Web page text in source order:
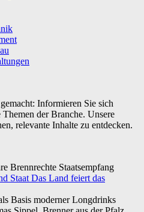
Informieren Sie sich
der Branche. Unsere
relevante Inhalte zu entdecken.
Brennrechte Staatsempfang
Staat Das Land feiert das
Basis moderner Longdrinks